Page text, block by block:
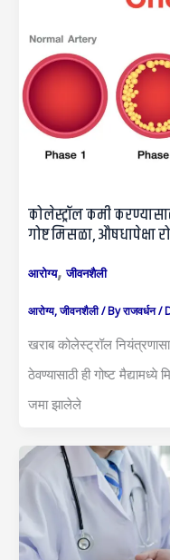
कोलेस्ट्रॉल कमी
गोष्ट मिसळा, औषधापेक्षा
आरोग्य,जीवनशैली
आरोग्य,जीवनशैली/ Byराजवर्धन/
खराब कोलेस्ट्रॉल
ठेवण्यासाठी ही गोष्ट मैद्यामध्ये
जमा झालेले